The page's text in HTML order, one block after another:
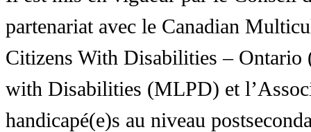
partenariat avec le Canadian
Citizens With Disabilities – Ontario
with Disabilities (MLPD) et
handicapé(e)s au niveau